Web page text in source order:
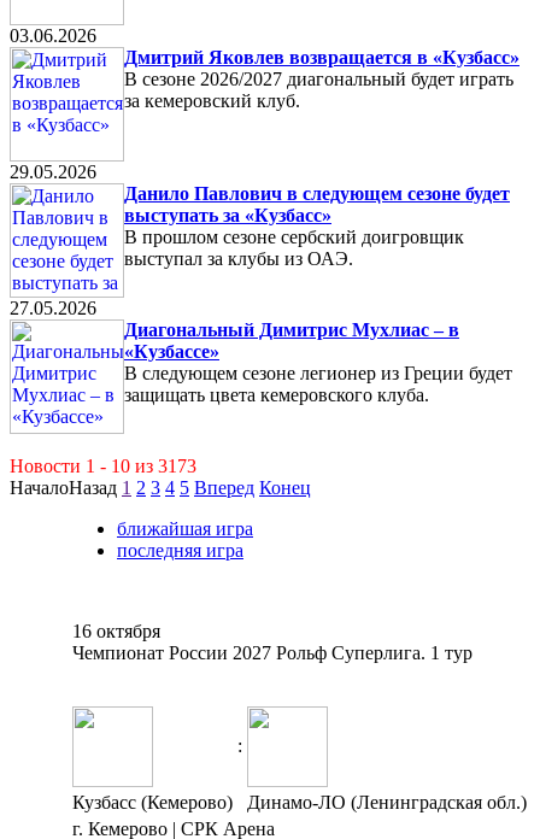
03.06.2026
Дмитрий Яковлев возвращается в «Кузбасс»
В сезоне 2026/2027 диагональный будет играть
за кемеровский клуб.
29.05.2026
Данило Павлович в следующем сезоне будет
выступать за «Кузбасс»
В прошлом сезоне сербский доигровщик
выступал за клубы из ОАЭ.
27.05.2026
Диагональный Димитрис Мухлиас – в
«Кузбассе»
В следующем сезоне легионер из Греции будет
защищать цвета кемеровского клуба.
Новости 1 - 10 из 3173
НачалоНазад 1 2 3 4 5 Вперед Конец
ближайшая игра
последняя игра
16 октября
Чемпионат России 2027 Рольф Суперлига. 1 тур
:
Кузбасс (Кемерово)
Динамо-ЛО (Ленинградская обл.)
г. Кемерово | СРК Арена